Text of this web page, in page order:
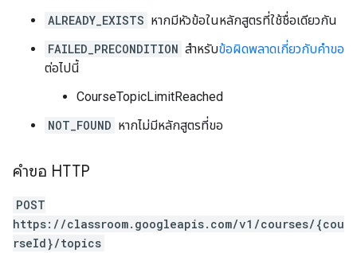
ALREADY_EXISTS หากมีหัวข้อในหลักสูตรที่ใช้ชื่อเดียวกัน
FAILED_PRECONDITION สำหรับข้อผิดพลาดเกี่ยวกับคำขอ
ต่อไปนี้
CourseTopicLimitReached
NOT_FOUND หากไม่มีหลักสูตรที่ขอ
คำขอ HTTP
POST
https://classroom.googleapis.com/v1/courses/{cou
rseId}/topics